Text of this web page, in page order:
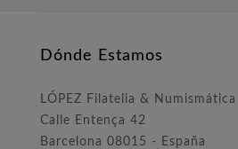
Dónde Estamos
LÓPEZ Filatelia & Numismática
Calle Entença 42
Barcelona 08015 - España